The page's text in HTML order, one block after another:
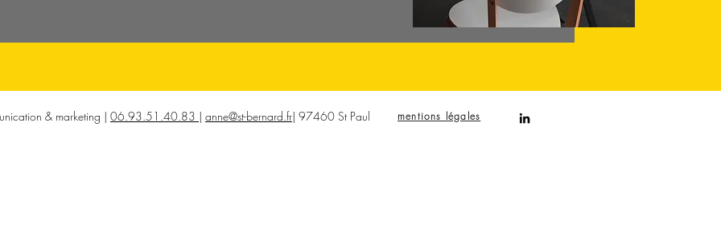
& marketing | 06.93.51.40.83 | anne@st-bernard.fr| 97460 St Paul mentions légales